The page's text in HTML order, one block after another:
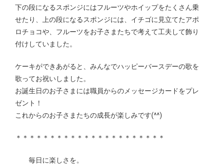
下の段になるスポンジにはフルーツやホイップをたくさん乗
せたり、上の段になるスポンジには、イチゴに見立てたアポ
ロチョコや、フルーツをお子さまたちで考えて工夫して飾り
付けしていました。
ケーキができあがると、みんなでハッピーバースデーの歌を
歌ってお祝いしました。
お誕生日のお子さまには職員からのメッセージカードをプレ
ゼント！
これからのお子さまたちの成長が楽しみです(^^)
＊＊＊＊＊＊＊＊＊＊＊＊＊＊＊＊＊＊＊＊＊＊
毎日に楽しさを。